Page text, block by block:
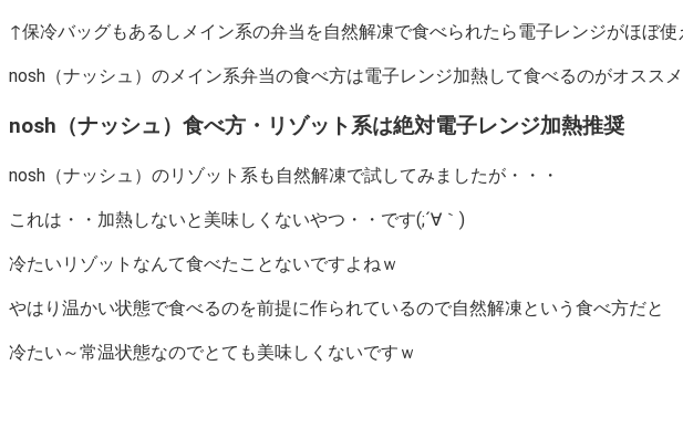
↑保冷バッグもあるしメイン系の弁当を自然解凍で食べられたら電子レンジがほぼ
nosh（ナッシュ）のメイン系弁当の食べ方は電子レンジ加熱して食べるのがオススメ
nosh（ナッシュ）食べ方・リゾット系は絶対電子レンジ加熱推奨
nosh（ナッシュ）のリゾット系も自然解凍で試してみましたが・・・
これは・・加熱しないと美味しくないやつ・・です(;´∀｀)
冷たいリゾットなんて食べたことないですよねｗ
やはり温かい状態で食べるのを前提に作られているので自然解凍という食べ方だと
冷たい～常温状態なのでとても美味しくないですｗ